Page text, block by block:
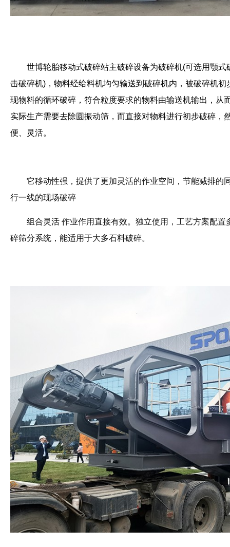
世博轮胎移动式破碎站主破碎设备为破碎机(可选用颚式
击破碎机)， 物料经给料机均匀输送到破碎机内，被破碎机
现物料的循环破碎，符合粒度要求的物料由输送机输出，从
实际生产需要去除圆振动筛，而直接对物料进行初步破碎，
便、灵活。
它移动性强， 提供了更加灵活的作业空间，节能减排的
行一线的现场破碎
组合灵活 作业作用直接有效。 独立使用，工艺方案配置
碎筛分系统， 能适用于大多石料破碎。